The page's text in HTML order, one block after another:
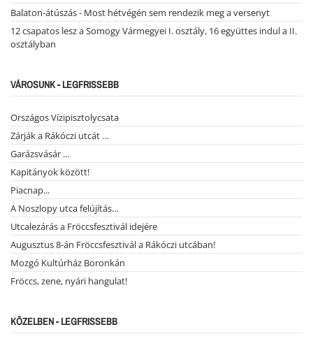
Balaton-átúszás - Most hétvégén sem rendezik meg a versenyt
12 csapatos lesz a Somogy Vármegyei I. osztály, 16 együttes indul a II.
osztályban
VÁROSUNK - LEGFRISSEBB
Országos Vízipisztolycsata
Zárják a Rákóczi utcát …
Garázsvásár …
Kapitányok között!
Piacnap...
A Noszlopy utca felújítás…
Utcalezárás a Fröccsfesztivál idejére
Augusztus 8-án Fröccsfesztivál a Rákóczi utcában!
Mozgó Kultúrház Boronkán
Fröccs, zene, nyári hangulat!
KÖZELBEN - LEGFRISSEBB